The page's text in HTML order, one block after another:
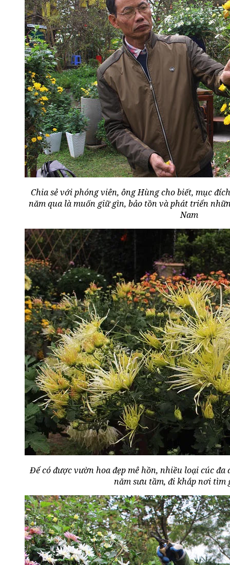
Chia sẻ với phóng viên, ông Hùng cho biết, mục
năm qua là muốn giữ gìn, bảo tồn và phát triển
Nam
Để có được vườn hoa đẹp mê hồn, nhiều loại cúc
năm sưu tầm, đi khắp nơi tìm